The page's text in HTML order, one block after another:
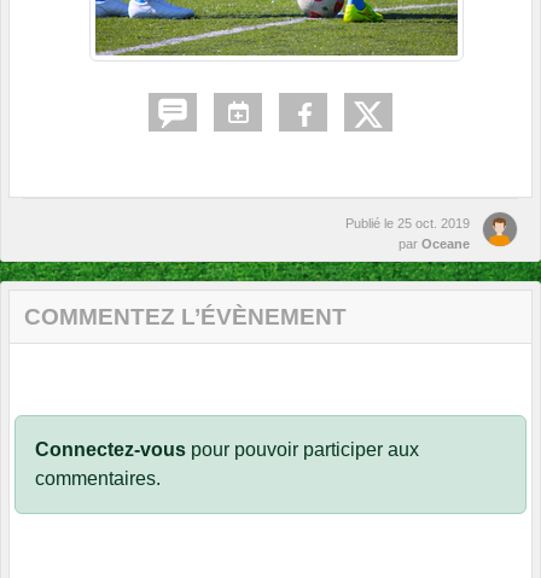
Publié le 25 oct. 2019
par Oceane
COMMENTEZ L’ÉVÈNEMENT
Connectez-vous pour pouvoir participer aux
commentaires.